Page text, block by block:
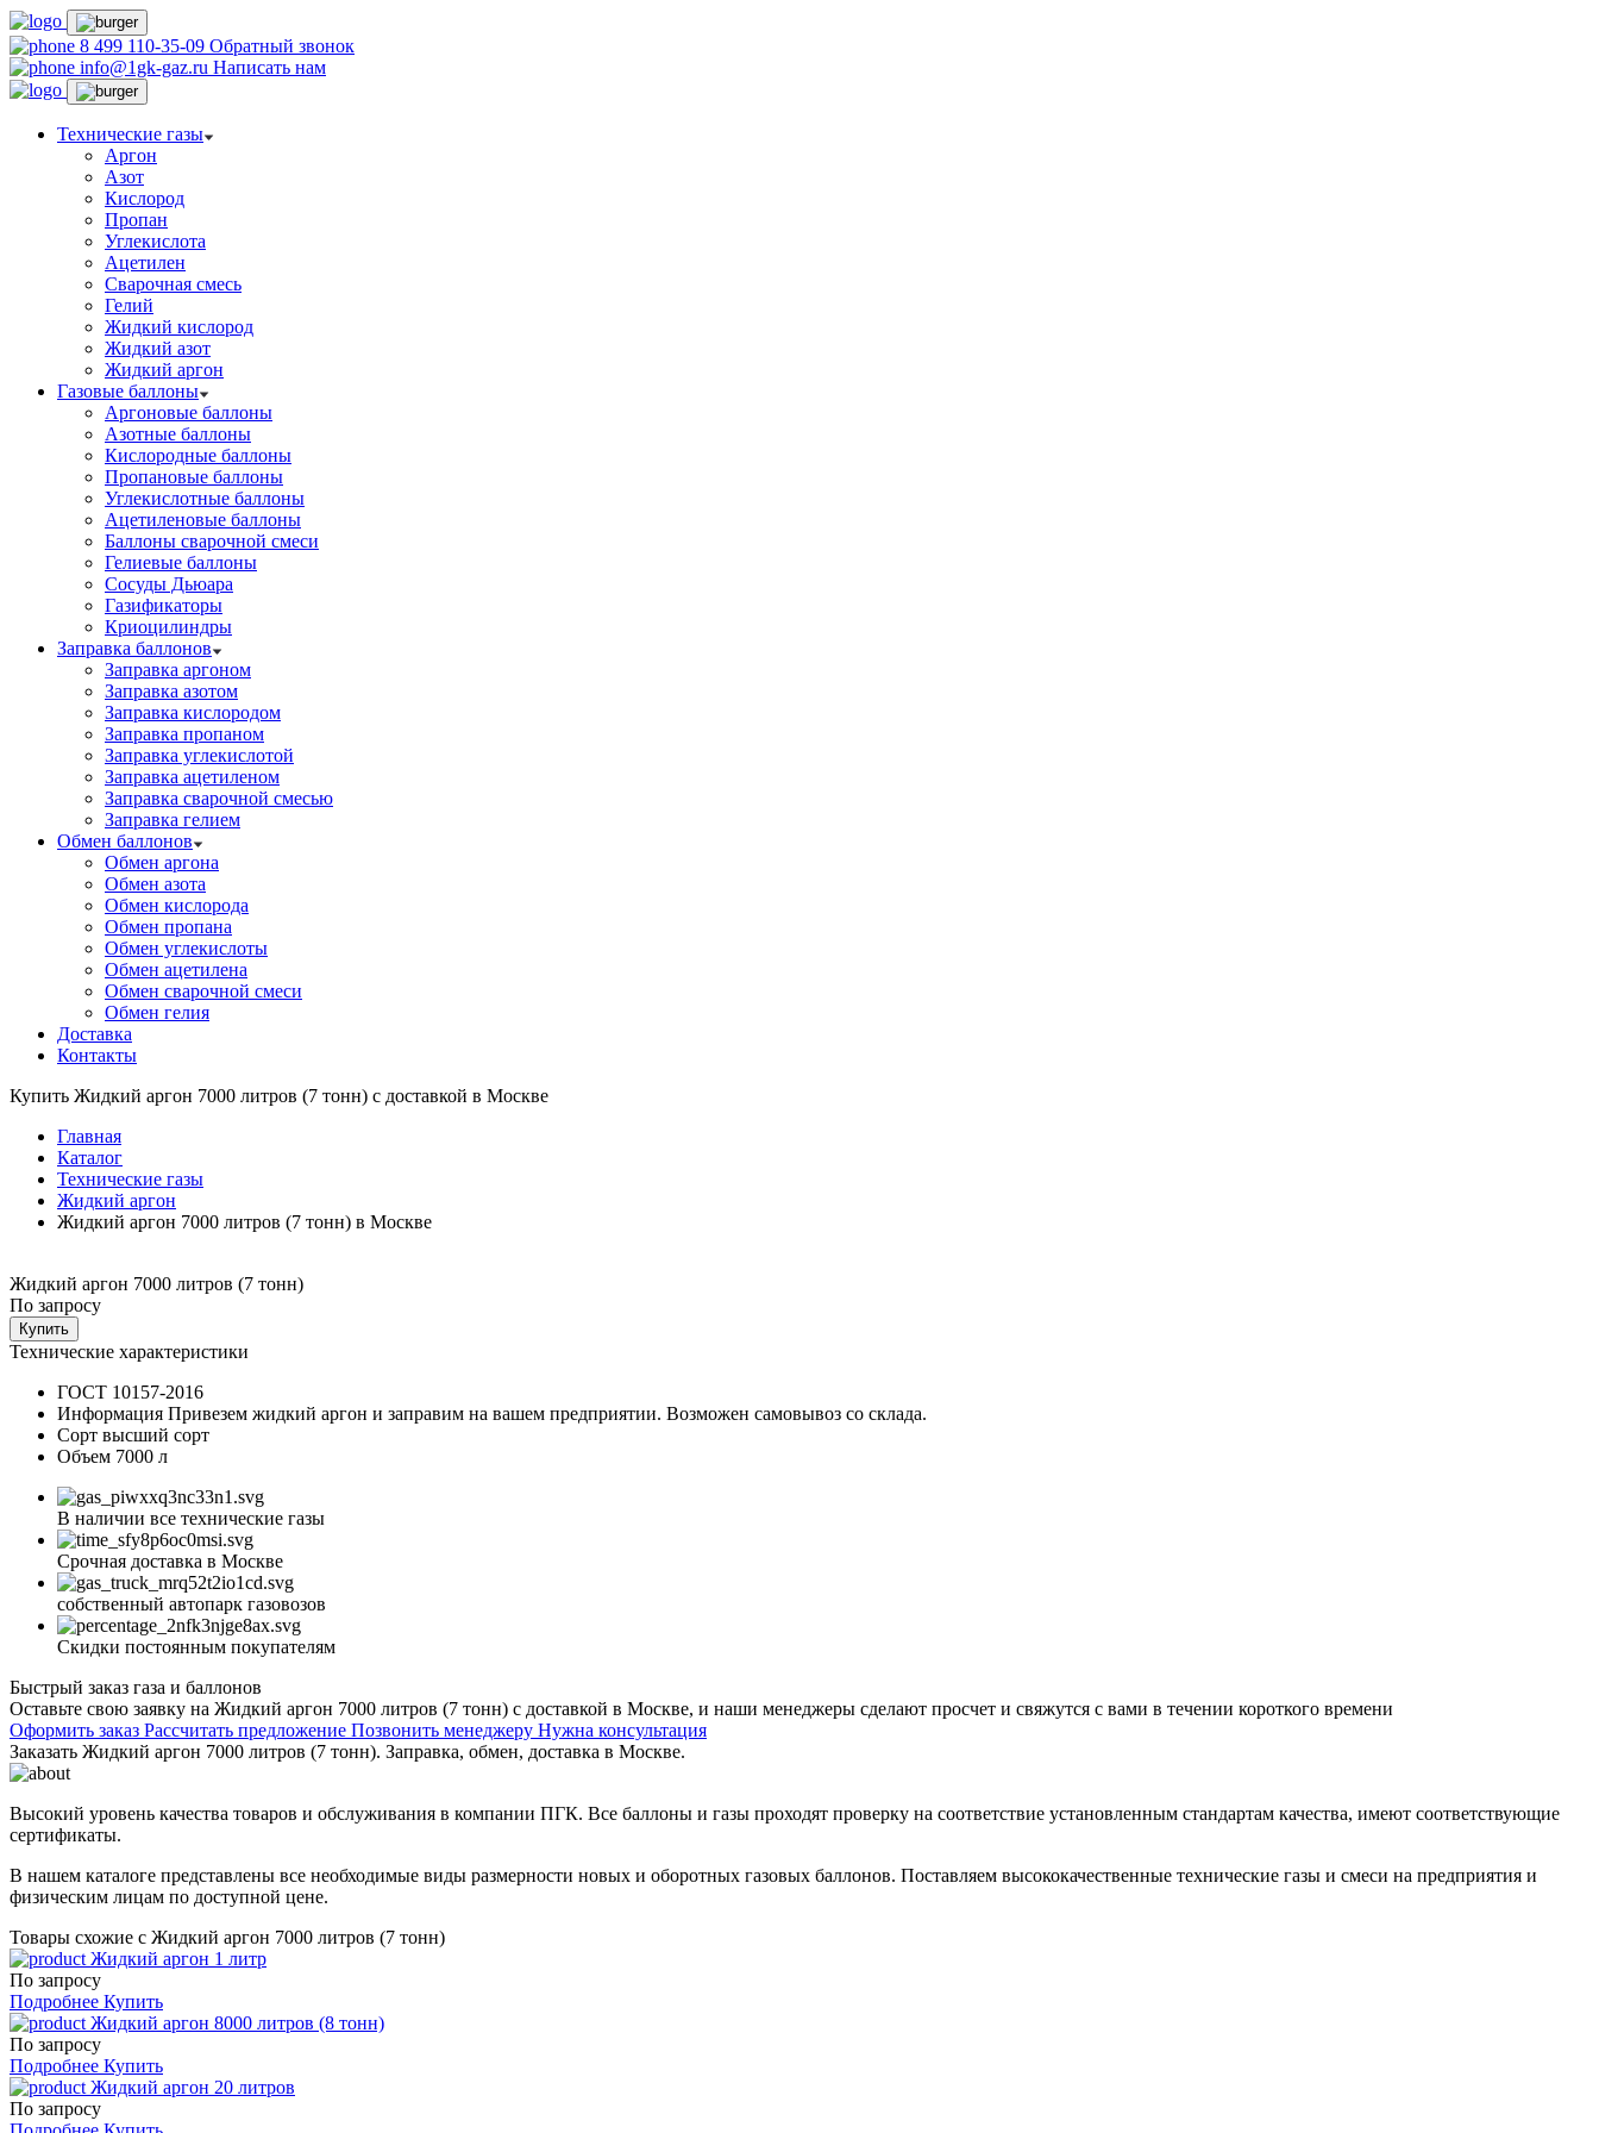
8 499 110-35-09 Обратный звонок
info@1gk-gaz.ru Написать нам
Технические газы
Аргон
Азот
Кислород
Пропан
Углекислота
Ацетилен
Сварочная смесь
Гелий
Жидкий кислород
Жидкий азот
Жидкий аргон
Газовые баллоны
Аргоновые баллоны
Азотные баллоны
Кислородные баллоны
Пропановые баллоны
Углекислотные баллоны
Ацетиленовые баллоны
Баллоны сварочной смеси
Гелиевые баллоны
Сосуды Дьюара
Газификаторы
Криоцилиндры
Заправка баллонов
Заправка аргоном
Заправка азотом
Заправка кислородом
Заправка пропаном
Заправка углекислотой
Заправка ацетиленом
Заправка сварочной смесью
Заправка гелием
Обмен баллонов
Обмен аргона
Обмен азота
Обмен кислорода
Обмен пропана
Обмен углекислоты
Обмен ацетилена
Обмен сварочной смеси
Обмен гелия
Доставка
Контакты
Купить Жидкий аргон 7000 литров (7 тонн) с доставкой в Москве
Главная
Каталог
Технические газы
Жидкий аргон
Жидкий аргон 7000 литров (7 тонн) в Москве
Жидкий аргон 7000 литров (7 тонн)
По запросу
Купить
Технические характеристики
ГОСТ 10157-2016
Информация Привезем жидкий аргон и заправим на вашем предприятии. Возможен самовывоз со склада.
Сорт высший сорт
Объем 7000 л
В наличии все технические газы
Срочная доставка в Москве
собственный автопарк газовозов
Скидки постоянным покупателям
Быстрый заказ газа и баллонов
Оставьте свою заявку на Жидкий аргон 7000 литров (7 тонн) с доставкой в Москве, и наши менеджеры сделают просчет и свяжутся с вами в течении короткого времени
Оформить заказ Рассчитать предложение Позвонить менеджеру Нужна консультация
Заказать Жидкий аргон 7000 литров (7 тонн). Заправка, обмен, доставка в Москве.
Высокий уровень качества товаров и обслуживания в компании ПГК. Все баллоны и газы проходят проверку на соответствие установленным стандартам качества, имеют соответствующие
сертификаты.
В нашем каталоге представлены все необходимые виды размерности новых и оборотных газовых баллонов. Поставляем высококачественные технические газы и смеси на предприятия и
физическим лицам по доступной цене.
Товары схожие с Жидкий аргон 7000 литров (7 тонн)
Жидкий аргон 1 литр
По запросу
Подробнее Купить
Жидкий аргон 8000 литров (8 тонн)
По запросу
Подробнее Купить
Жидкий аргон 20 литров
По запросу